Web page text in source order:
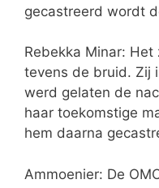
gecastreerd wordt
Rebekka Minar:
tevens de bruid. Zij
werd gelaten de
haar toekomstige
hem daarna
Ammoenier: De